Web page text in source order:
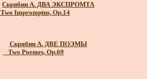
Скрябин А. ДВА ЭКСПРОМТА
_Two Impromptus, Op.14
Скрябин А. ДВЕ ПОЭМЫ
_ Two Poemes, Op.69